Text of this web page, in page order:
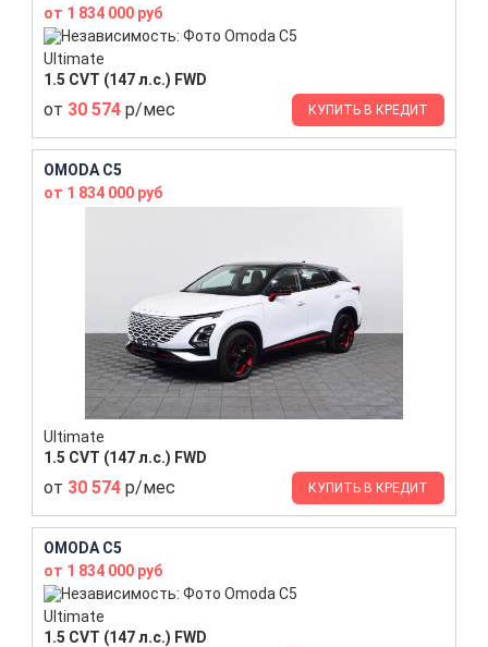
от 1 834 000 руб
Ultimate
1.5 CVT (147 л.с.) FWD
от 30 574 р/мес КУПИТЬ В КРЕДИТ
OMODA C5
от 1 834 000 руб
Ultimate
1.5 CVT (147 л.с.) FWD
от 30 574 р/мес КУПИТЬ В КРЕДИТ
OMODA C5
от 1 834 000 руб
Ultimate
1.5 CVT (147 л.с.) FWD